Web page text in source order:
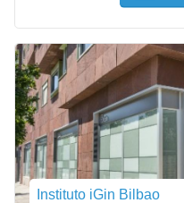
Instituto iGin Bilbao